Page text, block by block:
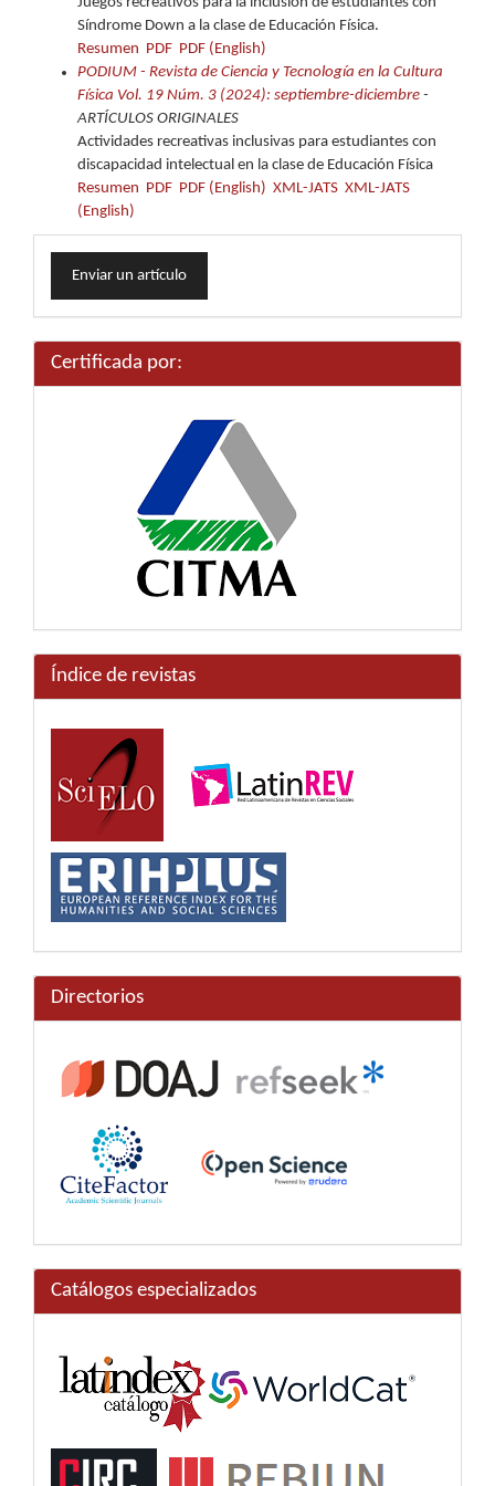
Síndrome Down a la clase de Educación Física.
Resumen PDF PDF (English)
PODIUM - Revista de Ciencia y Tecnología en la Cultura
Física Vol. 19 Núm. 3 (2024): septiembre-diciembre -
ARTÍCULOS ORIGINALES
Actividades recreativas inclusivas para estudiantes con
discapacidad intelectual en la clase de Educación Física
Resumen PDF PDF (English) XML-JATS XML-JATS
(English)
Enviar
unEnviar un artículo
Certificada por:
Índice de revistas
Directorios
Catálogos especializados